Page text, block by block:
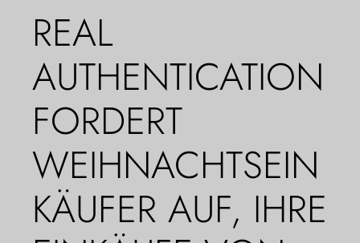
REAL
AUTHENTICATION
FORDERT
WEIHNACHTSEIN
KÄUFER AUF, IHRE